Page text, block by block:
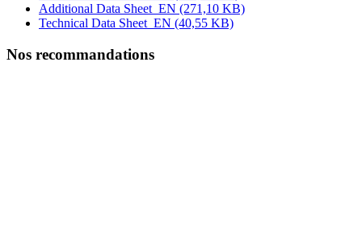
Additional Data Sheet_EN (271,10 KB)
Technical Data Sheet_EN (40,55 KB)
Nos recommandations